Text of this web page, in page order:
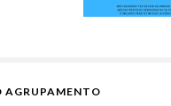
AGRUPAMENTO